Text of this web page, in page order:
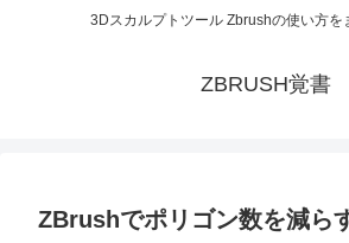
3Dスカルプトツール Zbrushの使い方を
ZBRUSH覚書
ZBrushでポリゴン数を減ら